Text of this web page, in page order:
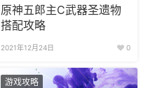
原神五郎主C武器圣遗物
搭配攻略
2021年12月24日 0
游戏攻略